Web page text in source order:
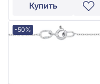
Купить
-50%